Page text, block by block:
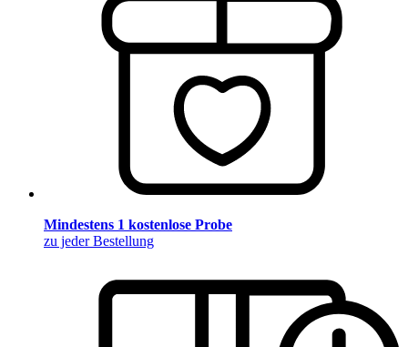
Mindestens 1 kostenlose Probe
zu jeder Bestellung